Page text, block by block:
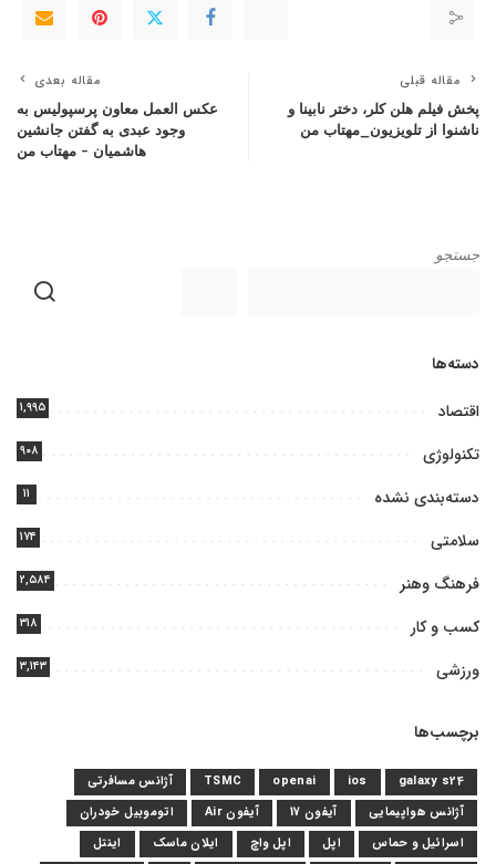
مقاله قبلی
پخش فیلم هلن کلر، دختر نابینا و
ناشنوا از تلویزیون_مهتاب من
مقاله بعدی
عکس العمل معاون پرسپولیس به
وجود عبدی به گفتن جانشین
هاشمیان – مهتاب من
جستجو
دسته‌ها
اقتصاد ۱,۹۹۵
تکنولوژی ۹۰۸
دسته‌بندی نشده ۱۱
سلامتی ۱۷۴
فرهنگ وهنر ۲,۵۸۴
کسب و کار ۳۱۸
ورزشی ۳,۱۴۳
برچسب‌ها
galaxy s24
ios
openai
TSMC
آژانس مسافرتی
آژانس هواپیمایی
آیفون 17 آیفون Air
اتوموبیل خودران
اسرائیل و حماس
اپل اپل واچ ایلان ماسک
اینتل